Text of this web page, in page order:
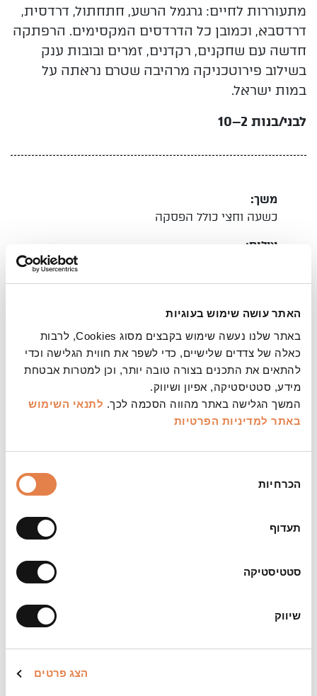
האתר עושה שימוש בעוגיות
באתר שלנו נעשה שימוש בקבצים מסוג Cookies, לרבות
כאלה של צדדים שלישיים, כדי לשפר את חווית הגלישה וכדי
להתאים את התכנים בצורה טובה יותר, וכן למטרות אבטחת
מידע, סטטיסטיקה, אפיון ושיווק.
המשך הגלישה באתר מהווה הסכמה לכך. לתנאי השימוש
באתר למדיניות הפרטיות
הסכמה
הכרחיות
תעדוף
סטטיסטיקה
שיווק
הצג פרטים
מתעוררות לחיים: גרגמל הרשע, חתחתול, דרדסית,
דרדסבא, וכמובן כל הדרדסים המקסימים. הרפתקה
חדשה עם שחקנים, רקדנים, זמרים ובובות ענק
בשילוב פירוטכניקה מרהיבה שטרם נראתה על
במות ישראל.
לבני/בנות 2–10
משך:
כשעה וחצי כולל הפסקה
צילום:
לבני/בנות 2–10
לא תותר כניסה לאולמות לילדים מתחת לגיל שנתיים.
אין להכניס לאולמות עגלות ילדים, דברי מאכל
ומשקאות.
כל גיל חייב בכרטיס.
למופע זה ניתנת הנחה למנויים, אך לא ניתן להחליף
כרטיסים מהמינוי.
ביטול כרטיסים שהוזמנו לאירוע זה יתאפשר עד 72